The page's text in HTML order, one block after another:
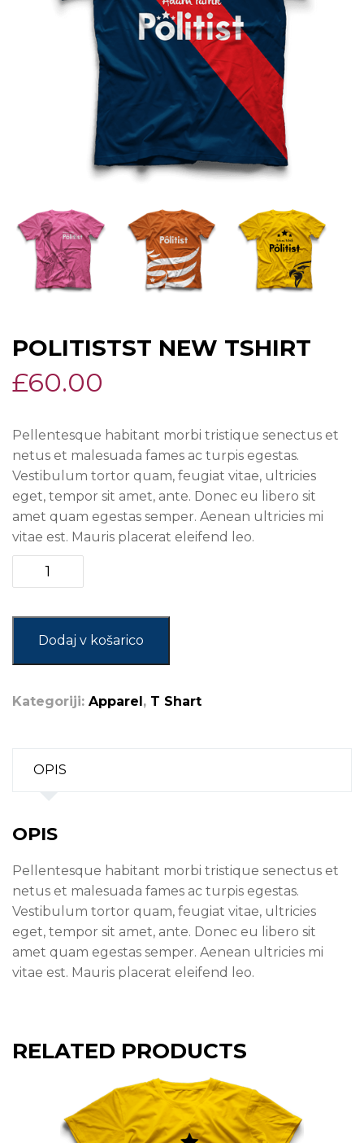
POLITISTST NEW TSHIRT
£60.00
Pellentesque habitant morbi tristique senectus et
netus et malesuada fames ac turpis egestas.
Vestibulum tortor quam, feugiat vitae, ultricies
eget, tempor sit amet, ante. Donec eu libero sit
amet quam egestas semper. Aenean ultricies mi
vitae est. Mauris placerat eleifend leo.
Dodaj v košarico
Kategoriji: Apparel, T Shart
OPIS
OPIS
Pellentesque habitant morbi tristique senectus et
netus et malesuada fames ac turpis egestas.
Vestibulum tortor quam, feugiat vitae, ultricies
eget, tempor sit amet, ante. Donec eu libero sit
amet quam egestas semper. Aenean ultricies mi
vitae est. Mauris placerat eleifend leo.
RELATED PRODUCTS